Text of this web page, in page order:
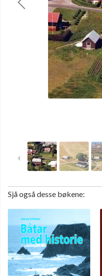
Sjå også desse bøkene: